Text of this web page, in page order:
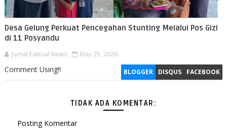
Desa Gelung Perkuat Pencegahan Stunting Melalui Pos Gizi
di 11 Posyandu
Jurnal Faktual News May 25, 2026
BLOGGER DISQUS FACEBOOK
Comment Using!!
TIDAK ADA KOMENTAR:
Posting Komentar